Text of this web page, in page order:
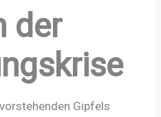
der
Gipfels